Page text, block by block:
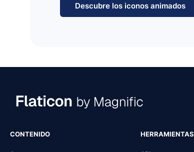
Descubre los iconos animados
CONTENIDO HERRAMIENTAS